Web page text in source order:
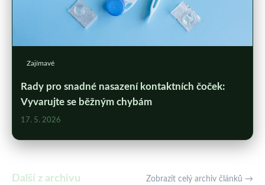
Zajímavé
Rady pro snadné nasazení kontaktních čoček:
Vyvarujte se běžným chybám
17. 5. 2026
Další z archivu Zobrazit celý archiv článků →